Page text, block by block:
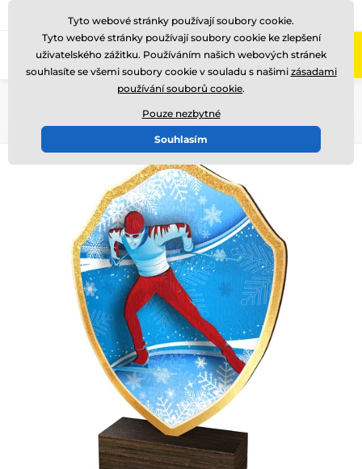
Zavolejte nám (Po-Pá 8-17)
Tyto webové stránky používají soubory cookie.
Tyto webové stránky používají soubory cookie ke zlepšení
uživatelského zážitku. Používáním našich webových stránek
souhlasíte se všemi soubory cookie v souladu s našimi zásadami
používání souborů cookie.
Pouze nezbytné
Souhlasím